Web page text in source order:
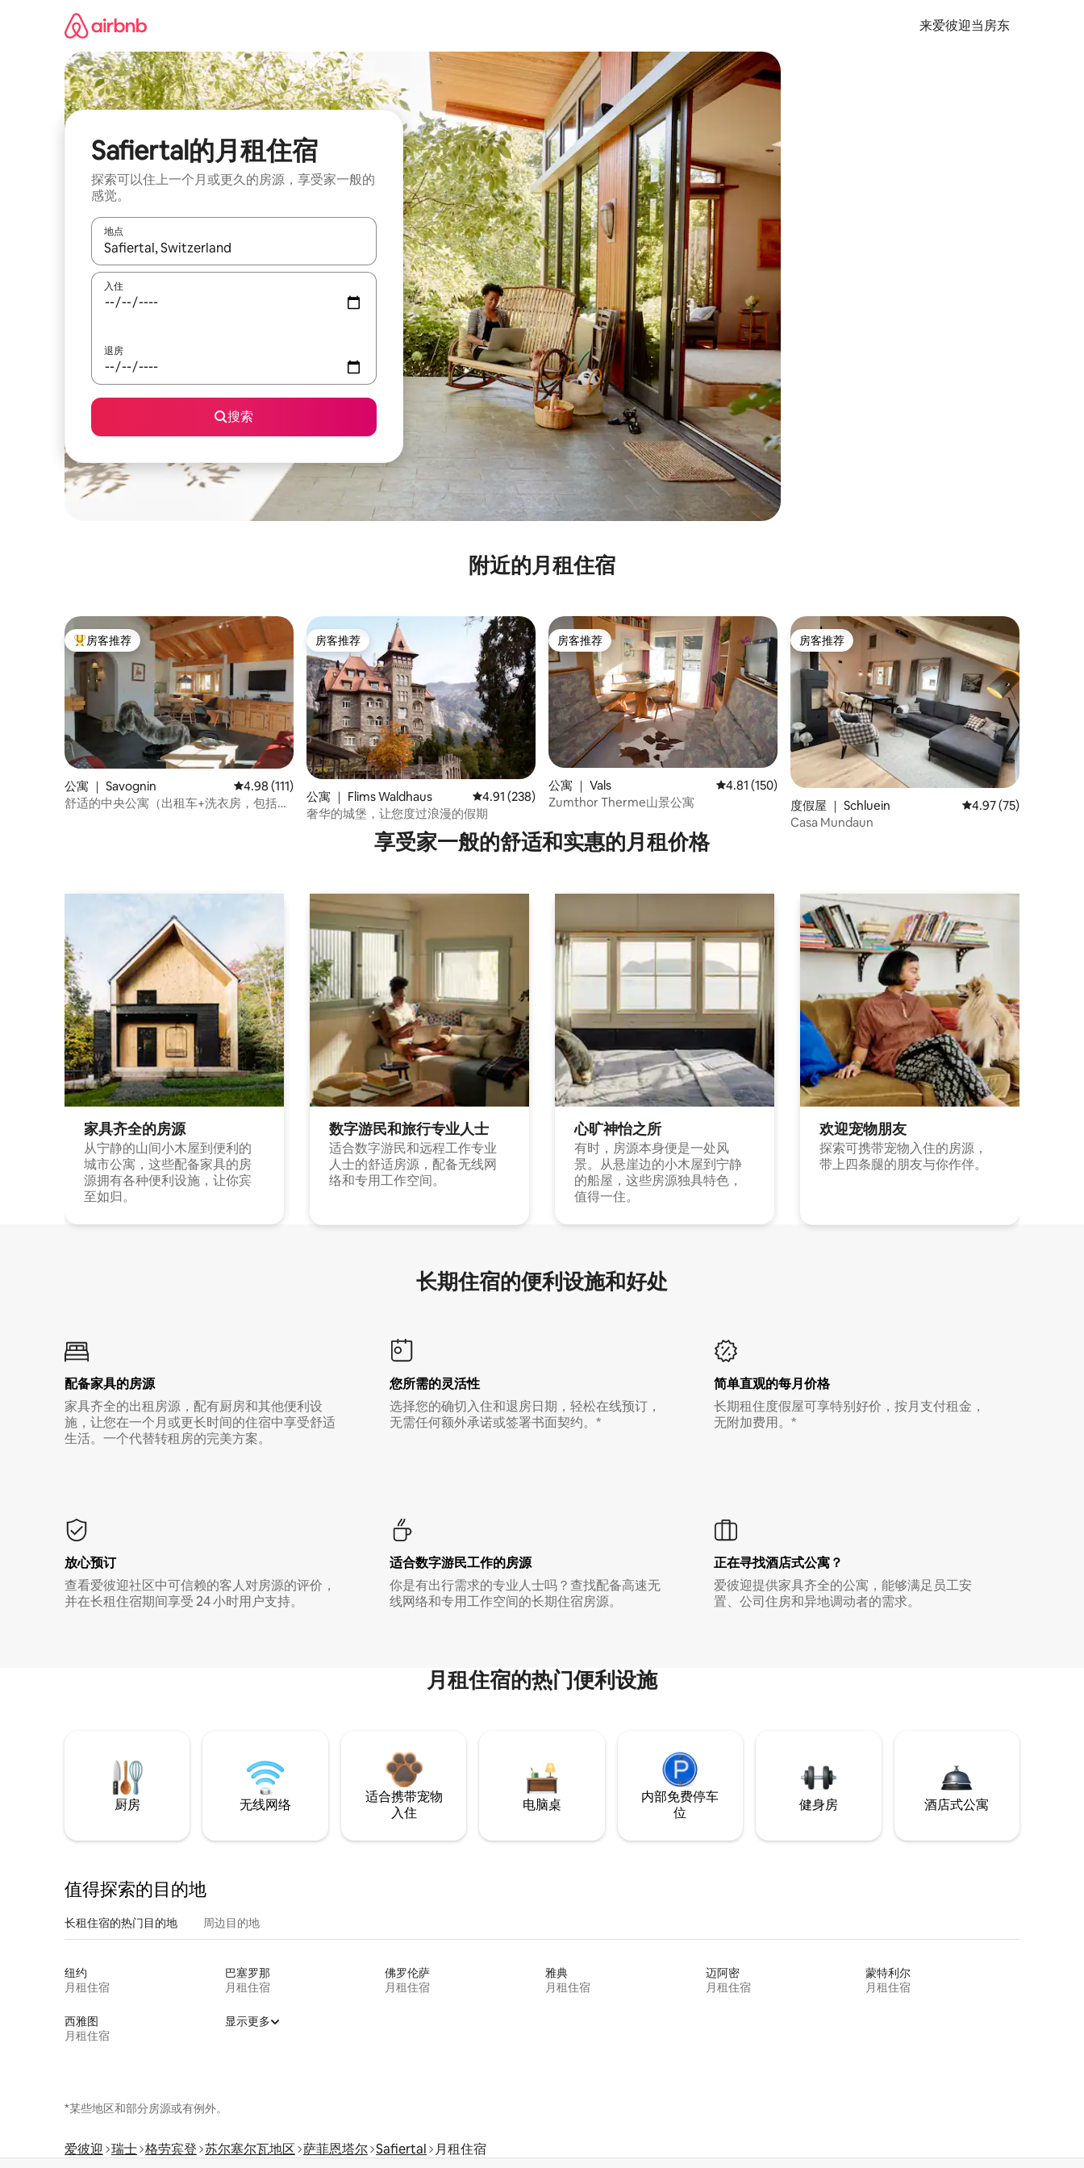
来爱彼迎当房东
Safiertal的月租住宿
探索可以住上一个月或更久的房源，享受家一般的
感觉。
地点
如有搜索结果，请使用上下方向键查看，或通过点击或滑动手势浏览。
入住
退房
搜索
附近的月租住宿
热门「房客推荐」
房客推荐
公寓 ｜ Savognin 平均评分 4.98 分（满分 5 分），共 111 条评价
4.98 (111)
舒适的中央公寓（出租车+洗衣房，包括洗
房客推荐
房客推荐
公寓 ｜ Flims Waldhaus 平均评分 4.91 分（满分 5 分），共 238 条评价
4.91 (238)
奢华的城堡，让您度过浪漫的假期
房客推荐
房客推荐
公寓 ｜ Vals 平均评分 4.81 分（满分 5 分），共 150 条评价
4.81 (150)
Zumthor Therme山景公寓
房客推荐
房客推荐
度假屋 ｜ Schluein 平均评分 4.97 分（满
4.97 (75)
Casa Mundaun
享受家一般的舒适和实惠的月租价格
家具齐全的房源
从宁静的山间小木屋到便利的
城市公寓，这些配备家具的房
源拥有各种便利设施，让你宾
至如归。
数字游民和旅行专业人士
适合数字游民和远程工作专业
人士的舒适房源，配备无线网
络和专用工作空间。
心旷神怡之所
有时，房源本身便是一处风
景。从悬崖边的小木屋到宁静
的船屋，这些房源独具特色，
值得一住。
欢迎宠物朋友
探索可携带宠物入住的房源，
带上四条腿的朋友与你作伴。
长期住宿的便利设施和好处
配备家具的房源
家具齐全的出租房源，配有厨房和其他便利设
施，让您在一个月或更长时间的住宿中享受舒适
生活。一个代替转租房的完美方案。
您所需的灵活性
选择您的确切入住和退房日期，轻松在线预订，
无需任何额外承诺或签署书面契约。*
简单直观的每月价格
长期租住度假屋可享特别好价，按月支付租金，
无附加费用。*
放心预订
查看爱彼迎社区中可信赖的客人对房源的评价，
并在长租住宿期间享受 24 小时用户支持。
适合数字游民工作的房源
你是有出行需求的专业人士吗？查找配备高速无
线网络和专用工作空间的长期住宿房源。
正在寻找酒店式公寓？
爱彼迎提供家具齐全的公寓，能够满足员工安
置、公司住房和异地调动者的需求。
月租住宿的热门便利设施
厨房 无线网络
适合携带宠物
入住
电脑桌
内部免费停车
位
健身房 酒店式公寓
值得探索的目的地
长租住宿的热门目的地 周边目的地
纽约
月租住宿
巴塞罗那
月租住宿
佛罗伦萨
月租住宿
雅典
月租住宿
迈阿密
月租住宿
蒙特利尔
月租住宿
西雅图
月租住宿
显示更多
*某些地区和部分房源或有例外。
爱彼迎 瑞士 格劳宾登 苏尔塞尔瓦地区 萨菲恩塔尔 Safiertal 月租住宿